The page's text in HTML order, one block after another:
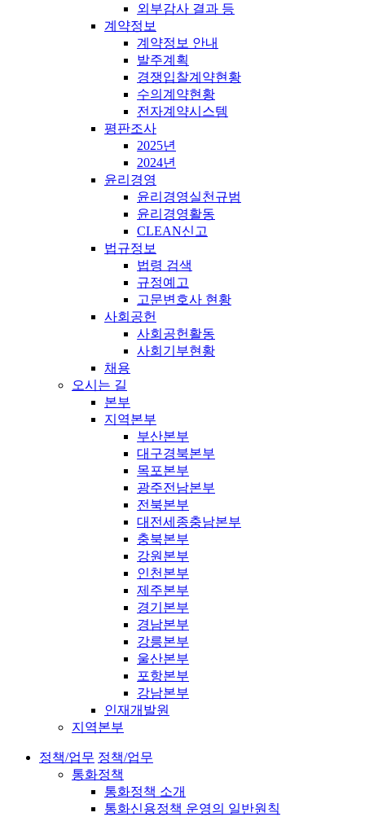
외부감사 결과 등
계약정보
계약정보 안내
발주계획
경쟁입찰계약현황
수의계약현황
전자계약시스템
평판조사
2025년
2024년
윤리경영
윤리경영실천규범
윤리경영활동
CLEAN신고
법규정보
법령 검색
규정예고
고문변호사 현황
사회공헌
사회공헌활동
사회기부현황
채용
오시는 길
본부
지역본부
부산본부
대구경북본부
목포본부
광주전남본부
전북본부
대전세종충남본부
충북본부
강원본부
인천본부
제주본부
경기본부
경남본부
강릉본부
울산본부
포항본부
강남본부
인재개발원
지역본부
정책/업무 정책/업무
통화정책
통화정책 소개
통화신용정책 운영의 일반원칙